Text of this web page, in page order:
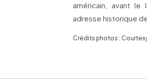
américain, avant
adresse historique de
Crédits photos :